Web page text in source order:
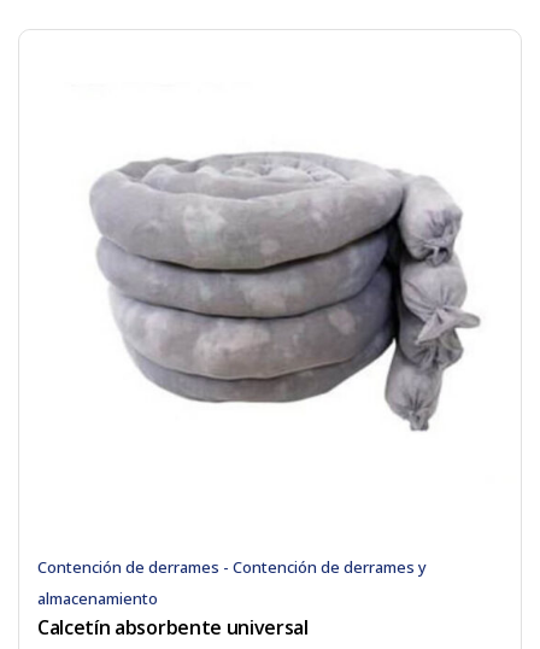
Contención de derrames - Contención de derrames y
almacenamiento
Calcetín absorbente universal